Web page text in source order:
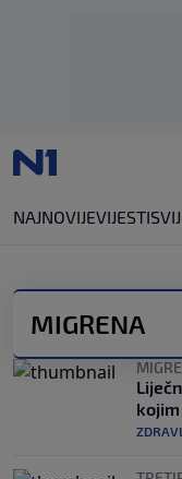
NAJNOVIJEVIJESTI
MIGRENA